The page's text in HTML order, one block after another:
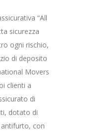
“All
sicurezza
ogni rischio,
di deposito
Movers
clienti a
di
dotato di
con